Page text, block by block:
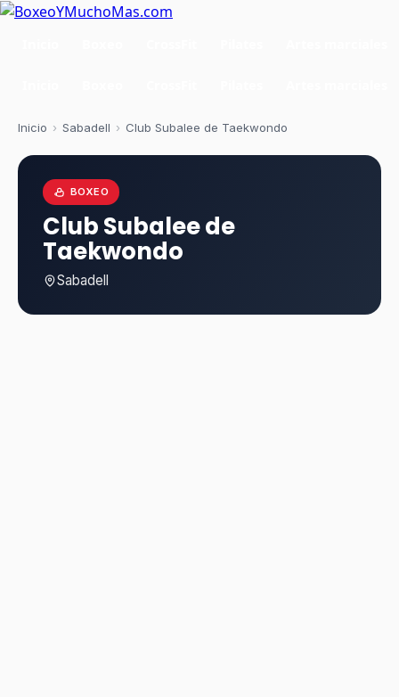
Inicio › Sabadell › Club Subalee de Taekwondo
BOXEO
Club Subalee de
Taekwondo
Sabadell